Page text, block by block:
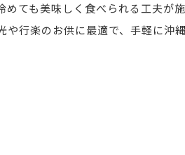
介
ても美味しく食べられる工夫が
行楽のお供に最適で、手軽に沖